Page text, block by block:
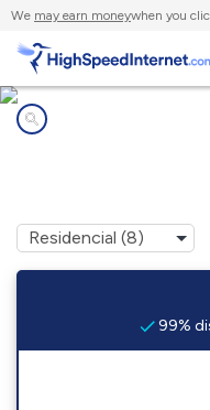
We may earn moneywhen you
99%